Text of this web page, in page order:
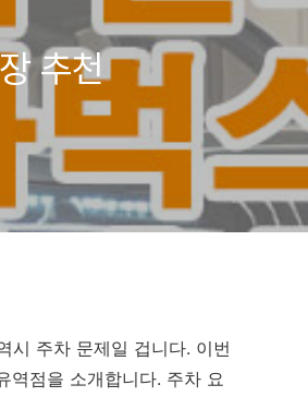
추천
시 주차 문제일 겁니다. 이번
역점을 소개합니다. 주차 요